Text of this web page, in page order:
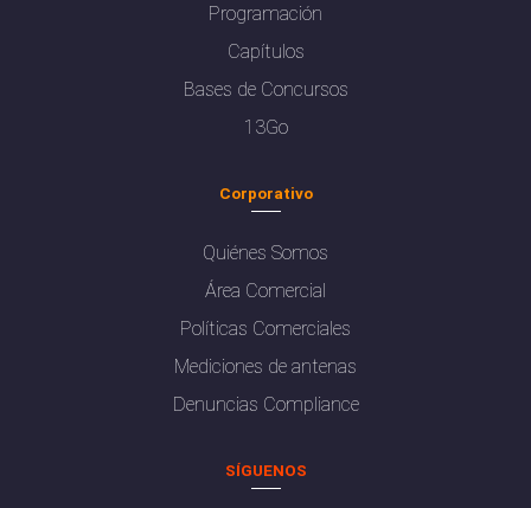
Programación
Capítulos
Bases de Concursos
13Go
Corporativo
Quiénes Somos
Área Comercial
Políticas Comerciales
Mediciones de antenas
Denuncias Compliance
SÍGUENOS